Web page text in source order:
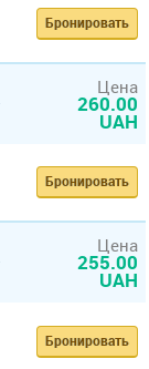
Бронировать
Цена
260.00
UAH
Бронировать
Цена
255.00
UAH
Бронировать